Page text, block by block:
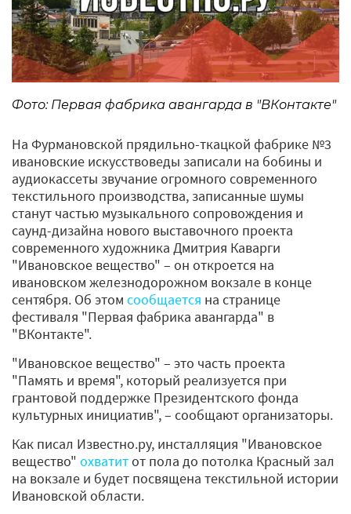
Фото: Первая фабрика авангарда в "ВКонтакте"
На Фурмановской прядильно-ткацкой фабрике №3
ивановские искусствоведы записали на бобины и
аудиокассеты звучание огромного современного
текстильного производства, записанные шумы
станут частью музыкального сопровождения и
саунд-дизайна нового выставочного проекта
современного художника Дмитрия Каварги
"Ивановское вещество" – он откроется на
ивановском железнодорожном вокзале в конце
сентября. Об этом сообщается на странице
фестиваля "Первая фабрика авангарда" в
"ВКонтакте".
"Ивановское вещество" – это часть проекта
"Память и время", который реализуется при
грантовой поддержке Президентского фонда
культурных инициатив", – сообщают организаторы.
Как писал Известно.ру, инсталляция "Ивановское
вещество" охватитот пола до потолка Красный зал
на вокзале и будет посвящена текстильной истории
Ивановской области.